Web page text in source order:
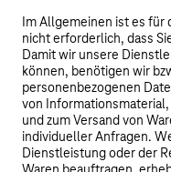
Im Allgemeinen ist es
nicht erforderlich, dass
Damit wir unsere
können, benötigen wir
personenbezogenen
von
und zum Versand von
individueller Anfragen.
Dienstleistung oder der